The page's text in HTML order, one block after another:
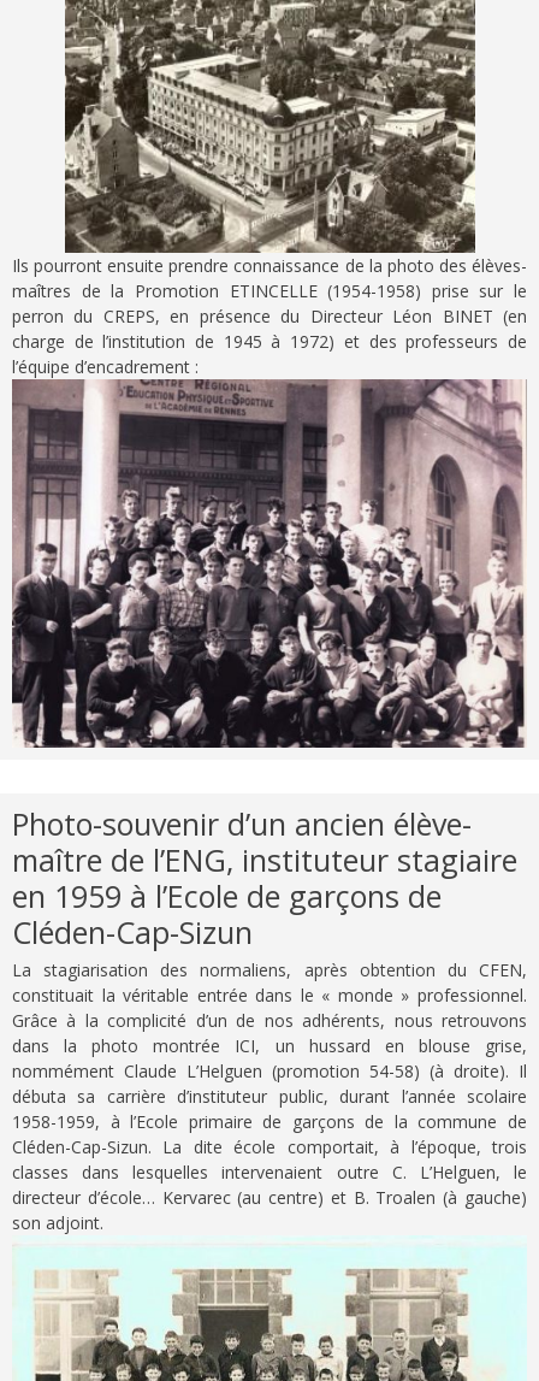
Ils pourront ensuite prendre connaissance de la photo des élèves-
maîtres de la Promotion ETINCELLE (1954-1958) prise sur le
perron du CREPS, en présence du Directeur Léon BINET (en
charge de l’institution de 1945 à 1972) et des professeurs de
l’équipe d’encadrement :
Photo-souvenir d’un ancien élève-
maître de l’ENG, instituteur stagiaire
en 1959 à l’Ecole de garçons de
Cléden-Cap-Sizun
La stagiarisation des normaliens, après obtention du CFEN,
constituait la véritable entrée dans le « monde » professionnel.
Grâce à la complicité d’un de nos adhérents, nous retrouvons
dans la photo montrée ICI, un hussard en blouse grise,
nommément Claude L’Helguen (promotion 54-58) (à droite). Il
débuta sa carrière d’instituteur public, durant l’année scolaire
1958-1959, à l’Ecole primaire de garçons de la commune de
Cléden-Cap-Sizun. La dite école comportait, à l’époque, trois
classes dans lesquelles intervenaient outre C. L’Helguen, le
directeur d’école… Kervarec (au centre) et B. Troalen (à gauche)
son adjoint.